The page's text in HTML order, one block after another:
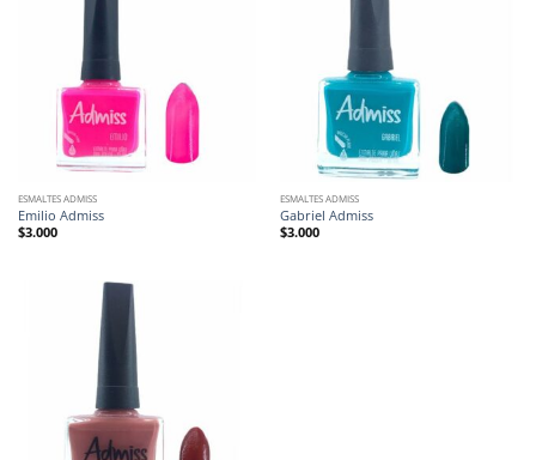
ESMALTES ADMISS
Emilio Admiss
$3.000
ESMALTES ADMISS
Gabriel Admiss
$3.000